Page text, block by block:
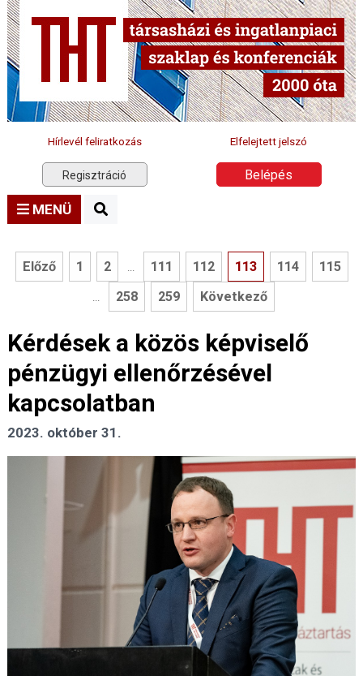
Hírlevél feliratkozás Elfelejtett jelszó
Regisztráció Belépés
MENÜ
Előző 1 2 ... 111 112 113 114 115
... 258 259 Következő
Kérdések a közös képviselő
pénzügyi ellenőrzésével
kapcsolatban
2023. október 31.